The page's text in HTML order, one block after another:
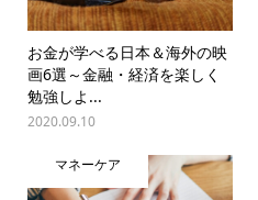
お金が学べる日本＆海外の映
画6選～金融・経済を楽しく
勉強しよ...
2020.09.10
マネーケア